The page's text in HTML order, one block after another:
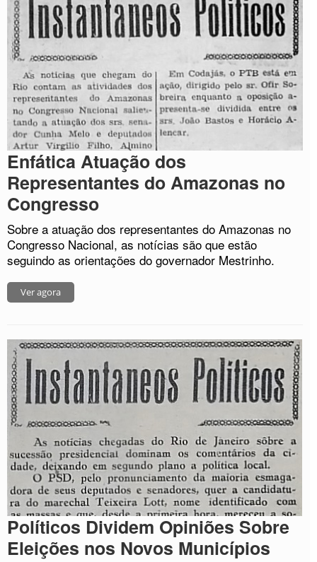
Enfática Atuação dos
Representantes do Amazonas no
Congresso
Sobre a atuação dos representantes do Amazonas no
Congresso Nacional, as notícias são que estão
seguindo as orientações do governador Mestrinho.
Ver agora
Políticos Dividem Opiniões Sobre
Eleições nos Novos Municípios